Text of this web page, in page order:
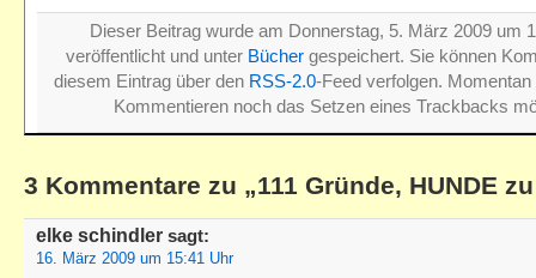
Dieser Beitrag wurde am Donnerstag, 5. März 2009 um
veröffentlicht und unter Bücher gespeichert. Sie können
diesem Eintrag über den RSS-2.0-Feed verfolgen.
Kommentieren noch das Setzen eines Trackbacks
3 Kommentare zu „111 Gründe, HUNDE
elke schindler sagt:
16. März 2009 um 15:41 Uhr